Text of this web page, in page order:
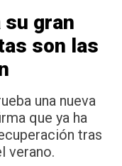
su gran
son las
una nueva
que ya ha
tras
verano.